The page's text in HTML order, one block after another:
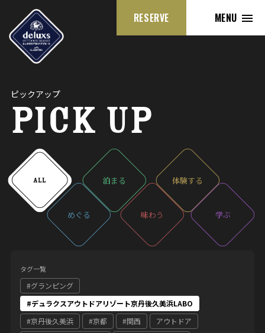
RESERVE MENU
ピックアップ
PICK UP
ALL 泊まる 体験する
めぐる 味わう 学ぶ
タグ一覧
#グランピング
#デュラクスアウトドアリゾート京丹後久美浜LABO
#京丹後久美浜
#京都 #関西
アウトドア